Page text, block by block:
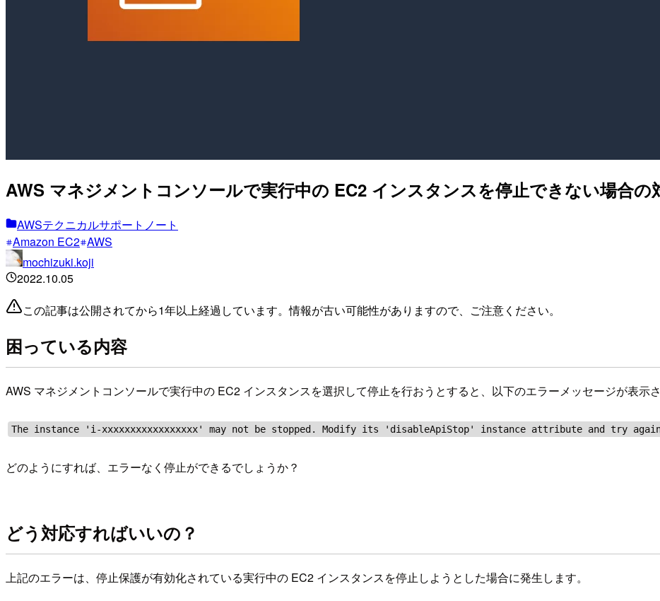
AWS マネジメントコンソールで実行中の EC2 インスタンスを停止できない場合の
AWSテクニカルサポートノート
Amazon EC2 AWS
mochizuki.koji
2022.10.05
この記事は公開されてから1年以上経過しています。情報が古い可能性がありますので、ご注意ください。
困っている内容
AWS マネジメントコンソールで実行中の EC2 インスタンスを選択して停止を行おうとすると、以下のエラーメッセージが表示さ
The instance 'i-xxxxxxxxxxxxxxxxx' may not be stopped. Modify its 'disableApiStop' instance attribute and try
どのようにすれば、エラーなく停止ができるでしょうか？
どう対応すればいいの？
上記のエラーは、停止保護が有効化されている実行中の EC2 インスタンスを停止しようとした場合に発生します。